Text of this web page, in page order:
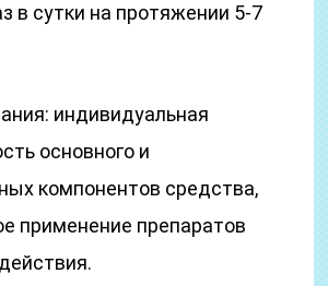
в сутки на протяжении 5-7
индивидуальная
основного и
компонентов средства,
применение препаратов